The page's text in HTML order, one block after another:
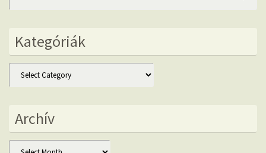
Kategóriák
Kategóriák
Archív
Archív